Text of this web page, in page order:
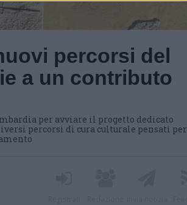
percorsi del
a un contributo
per avviare il progetto dedicato
percorsi di cura culturale pensati per